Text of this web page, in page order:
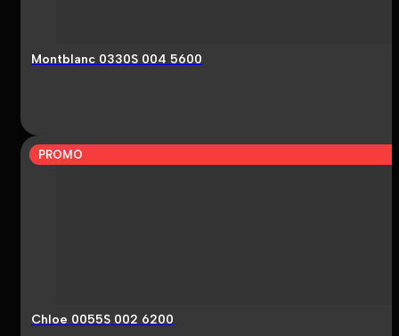
Montblanc 0330S 004 5600
PROMO
Chloe 0055S 002 6200